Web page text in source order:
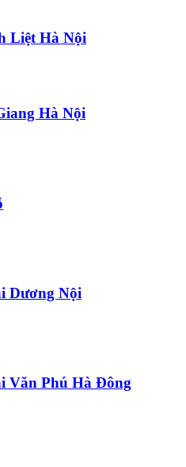
Liệt Hà Nội
Hà Nội
Dương Nội
Văn Phú Hà Đông